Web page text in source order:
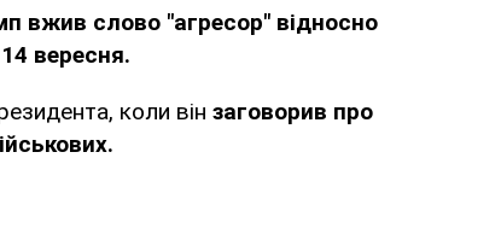
вжив слово "агресор" відносно
14 вересня.
коли він заговорив про